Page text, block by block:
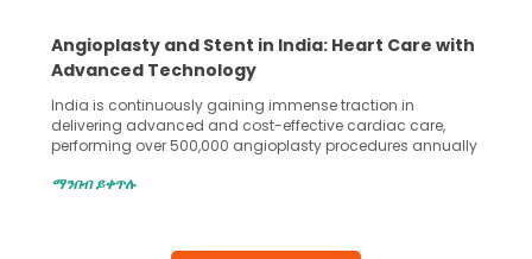
Angioplasty and Stent in India: Heart Care with
Advanced Technology
India is continuously gaining immense traction in
delivering advanced and cost-effective cardiac care,
performing over 500,000 angioplasty procedures annually
globe are searching for treatments like angioplasty and
Studies, such as one published
ማንበብ ይቀጥሉ